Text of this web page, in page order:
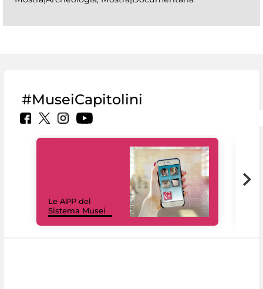
#MuseiCapitolini
Le APP del
Sistema Musei